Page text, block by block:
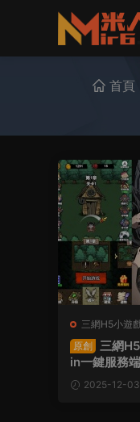
首頁
三網H5小遊
原創
三網
in一鍵服務
架設教程
2025-12-03